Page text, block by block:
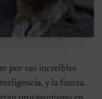
por sus increíbles
y la fuerza.